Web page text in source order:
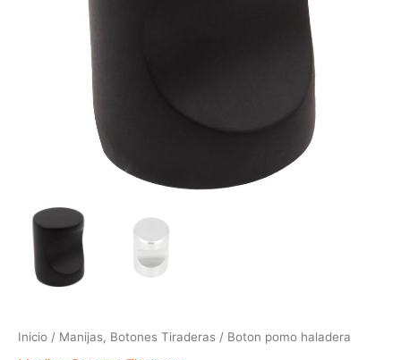
Inicio / Manijas, Botones Tiraderas / Boton pomo haladera